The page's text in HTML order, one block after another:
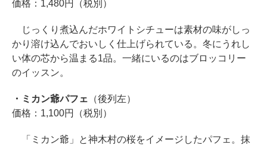
価格：1,480円（税別）
じっくり煮込んだホワイトシチューは素材の味がしっ
かり溶け込んでおいしく仕上げられている。冬にうれし
い体の芯から温まる1品。一緒にいるのはブロッコリー
のイッスン。
・ミカン爺パフェ （後列左）
価格：1,100円（税別）
「ミカン爺」と神木村の桜をイメージしたパフェ。抹